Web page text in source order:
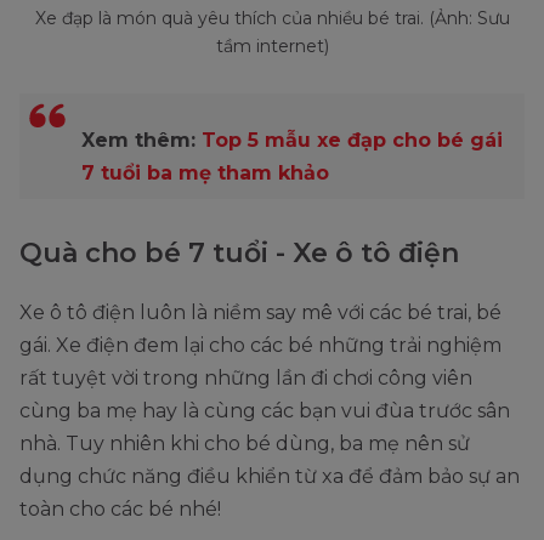
Xe đạp là món quà yêu thích của nhiều bé trai. (Ảnh: Sưu
tầm internet)
Xem thêm: Top 5 mẫu xe đạp cho bé gái
7 tuổi ba mẹ tham khảo
Quà cho bé 7 tuổi - Xe ô tô điện
Xe ô tô điện luôn là niềm say mê với các bé trai, bé
gái. Xe điện đem lại cho các bé những trải nghiệm
rất tuyệt vời trong những lần đi chơi công viên
cùng ba mẹ hay là cùng các bạn vui đùa trước sân
nhà. Tuy nhiên khi cho bé dùng, ba mẹ nên sử
dụng chức năng điều khiển từ xa để đảm bảo sự an
toàn cho các bé nhé!